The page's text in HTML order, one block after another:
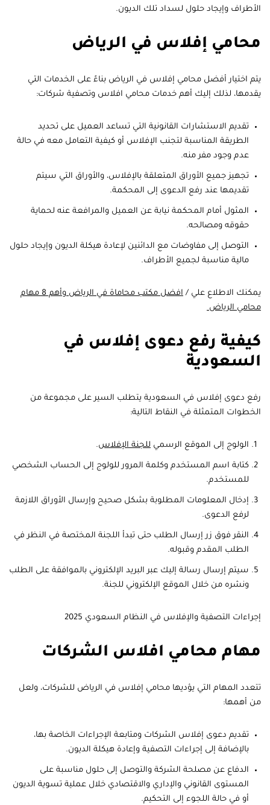
الأطراف وإيجاد حلول لسداد تلك الديون.
محامي إفلاس في الرياض
يتم اختيار أفضل محامي إفلاس في الرياض بناءً على الخدمات التي
يقدمها، لذلك إليك أهم خدمات محامي افلاس وتصفية شركات:
تقديم الاستشارات القانونية التي تساعد العميل على تحديد
الطريقة المناسبة لتجنب الإفلاس أو كيفية التعامل معه في حالة
عدم وجود مفر منه.
تجهيز جميع الأوراق المتعلقة بالإفلاس، والأوراق التي سيتم
تقديمها عند رفع الدعوى إلى المحكمة.
المثول أمام المحكمة نيابة عن العميل والمرافعة عنه لحماية
حقوقه ومصالحه.
التوصل إلى مفاوضات مع الدائنين لإعادة هيكلة الديون وإيجاد حلول
مالية مناسبة لجميع الأطراف.
يمكنك الاطلاع علي /
افضل مكتب محاماة في الرياض وأهم 8 مهام
محامي الرياض
كيفية رفع دعوى إفلاس في
السعودية
رفع دعوى إفلاس في السعودية يتطلب السير على مجموعة من
الخطوات المتمثلة في النقاط التالية:
الولوج إلى الموقع الرسمي للجنة الإفلاس.
كتابة اسم المستخدم وكلمة المرور للولوج إلى الحساب الشخصي
للمستخدم.
إدخال المعلومات المطلوبة بشكل صحيح وإرسال الأوراق اللازمة
لرفع الدعوى.
النقر فوق زر إرسال الطلب حتى تبدأ اللجنة المختصة في النظر في
الطلب المقدم وقبوله.
سيتم إرسال رسالة إليك عبر البريد الإلكتروني بالموافقة على الطلب
ونشره من خلال الموقع الإلكتروني للجنة.
إجراءات التصفية والإفلاس في النظام السعودي 2025
مهام محامي افلاس الشركات
تتعدد المهام التي يؤديها محامي إفلاس في الرياض للشركات، ولعل
من أهمها:
تقديم دعوى إفلاس الشركات ومتابعة الإجراءات الخاصة بها،
بالإضافة إلى إجراءات التصفية وإعادة هيكلة الديون.
الدفاع عن مصلحة الشركة والتوصل إلى حلول مناسبة على
المستوى القانوني والإداري والاقتصادي خلال عملية تسوية الديون
أو في حالة اللجوء إلى التحكيم.